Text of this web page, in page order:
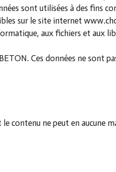
sont utilisées à des fins
sur le site internet
aux fichiers et aux
Ces données ne sont
contenu ne peut en aucune